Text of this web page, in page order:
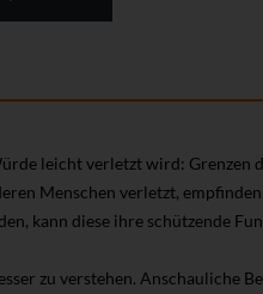
leicht verletzt wird: Grenzen
Menschen verletzt,
kann diese ihre schützende
zu verstehen. Anschauliche